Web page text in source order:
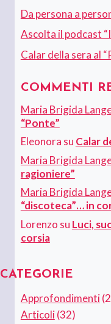
Da persona a
Ascolta il podcast
Calar della sera al
COMMENTI
Maria Brigida
“Ponte”
Eleonora su Calar
Maria Brigida
ragioniere”
Maria Brigida
“discoteca”… in
Lorenzo su Luci,
corsia
CATEGORIE
Approfondimenti
Articoli(32)